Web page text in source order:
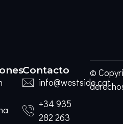
Contacto
info@westside.cat
+34 935
282 263
©